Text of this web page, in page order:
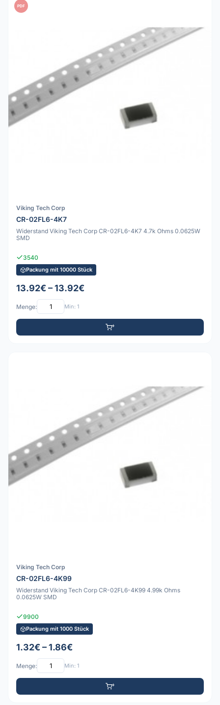
PDF
Viking Tech Corp
CR-02FL6-4K7
Widerstand Viking Tech Corp CR-02FL6-4K7 4.7k Ohms 0.0625W
SMD
3540
Packung mit 10000 Stück
13.92€ – 13.92€
Menge: Min: 1
Viking Tech Corp
CR-02FL6-4K99
Widerstand Viking Tech Corp CR-02FL6-4K99 4.99k Ohms
0.0625W SMD
9900
Packung mit 1000 Stück
1.32€ – 1.86€
Menge: Min: 1